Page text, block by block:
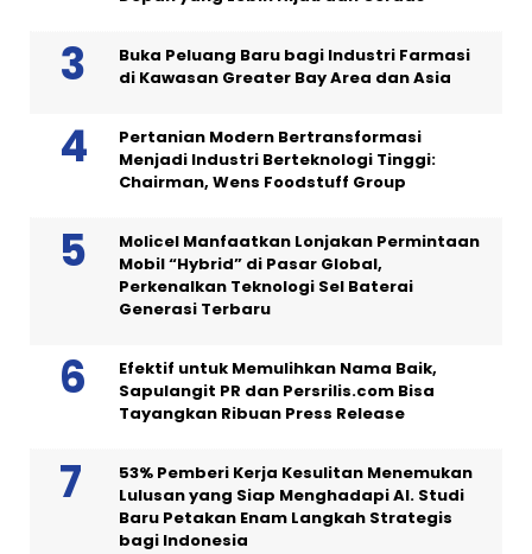
Buka Peluang Baru bagi Industri Farmasi
di Kawasan Greater Bay Area dan Asia
Pertanian Modern Bertransformasi
Menjadi Industri Berteknologi Tinggi:
Chairman, Wens Foodstuff Group
Molicel Manfaatkan Lonjakan Permintaan
Mobil “Hybrid” di Pasar Global,
Perkenalkan Teknologi Sel Baterai
Generasi Terbaru
Efektif untuk Memulihkan Nama Baik,
Sapulangit PR dan Persrilis.com Bisa
Tayangkan Ribuan Press Release
53% Pemberi Kerja Kesulitan Menemukan
Lulusan yang Siap Menghadapi AI. Studi
Baru Petakan Enam Langkah Strategis
bagi Indonesia